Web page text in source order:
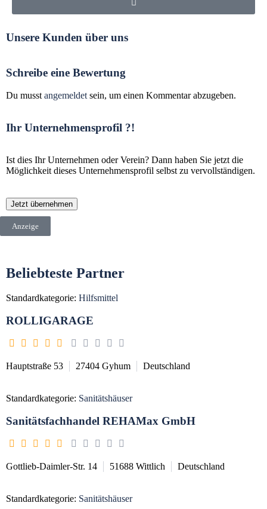
Unsere Kunden über uns
Schreibe eine Bewertung
Du musstangemeldetsein, um einen Kommentar abzugeben.
Ihr Unternehmensprofil ?!
Ist dies Ihr Unternehmen oder Verein? Dann haben Sie jetzt die
Möglichkeit dieses Unternehmensprofil selbst zu vervollständigen.
Jetzt übernehmen
Anzeige
Beliebteste Partner
Standardkategorie: Hilfsmittel
ROLLIGARAGE
Hauptstraße 53 27404 Gyhum Deutschland
Standardkategorie: Sanitätshäuser
Sanitätsfachhandel REHAMax GmbH
Gottlieb-Daimler-Str. 14 51688 Wittlich Deutschland
Standardkategorie: Sanitätshäuser